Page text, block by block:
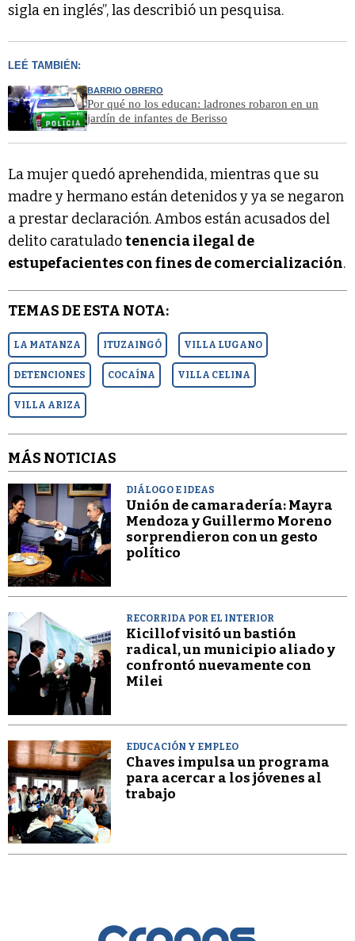
sigla en inglés”, las describió un pesquisa.
LEÉ TAMBIÉN:
BARRIO OBRERO
Por qué no los educan: ladrones robaron en un
jardín de infantes de Berisso
La mujer quedó aprehendida, mientras que su
madre y hermano están detenidos y ya se negaron
a prestar declaración. Ambos están acusados del
delito caratuladotenencia ilegal de
estupefacientes con fines de comercialización.
TEMAS DE ESTA NOTA:
LA MATANZA ITUZAINGÓ VILLA LUGANO
DETENCIONES COCAÍNA VILLA CELINA
VILLA ARIZA
MÁS NOTICIAS
DIÁLOGO E IDEAS
Unión de camaradería: Mayra
Mendoza y Guillermo Moreno
sorprendieron con un gesto
político
RECORRIDA POR EL INTERIOR
Kicillof visitó un bastión
radical, un municipio aliado y
confrontó nuevamente con
Milei
EDUCACIÓN Y EMPLEO
Chaves impulsa un programa
para acercar a los jóvenes al
trabajo